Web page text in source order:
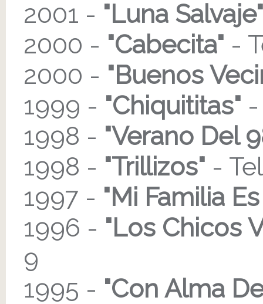
2001 - "Luna Salvaje"
2000 - "Cabecita" -
2000 - "Buenos
1999 - "Chiquititas"
1998 - "Verano Del
1998 - "Trillizos" -
1997 - "Mi Familia
1996 - "Los Chicos
9
1995 - "Con Alma